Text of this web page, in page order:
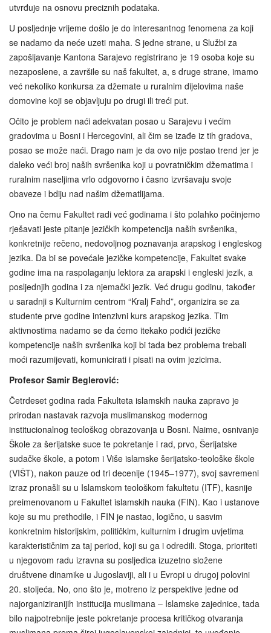
utvrđuje na osnovu preciznih podataka.
U posljednje vrijeme došlo je do interesantnog fenomena za koji
se nadamo da neće uzeti maha. S jedne strane, u Službi za
zapošljavanje Kantona Sarajevo registrirano je 19 osoba koje su
nezaposlene, a završile su naš fakultet, a, s druge strane, imamo
već nekoliko konkursa za džemate u ruralnim dijelovima naše
domovine koji se objavljuju po drugi ili treći put.
Očito je problem naći adekvatan posao u Sarajevu i većim
gradovima u Bosni i Hercegovini, ali čim se izađe iz tih gradova,
posao se može naći. Drago nam je da ovo nije postao trend jer je
daleko veći broj naših svršenika koji u povratničkim džematima i
ruralnim naseljima vrlo odgovorno i časno izvršavaju svoje
obaveze i bdiju nad našim džematlijama.
Ono na čemu Fakultet radi već godinama i što polahko počinjemo
rješavati jeste pitanje jezičkih kompetencija naših svršenika,
konkretnije rečeno, nedovoljnog poznavanja arapskog i engleskog
jezika. Da bi se povećale jezičke kompetencije, Fakultet svake
godine ima na raspolaganju lektora za arapski i engleski jezik, a
posljednjih godina i za njemački jezik. Već drugu godinu, također
u saradnji s Kulturnim centrom “Kralj Fahd”, organizira se za
studente prve godine intenzivni kurs arapskog jezika. Tim
aktivnostima nadamo se da ćemo itekako podići jezičke
kompetencije naših svršenika koji bi tada bez problema trebali
moći razumijevati, komunicirati i pisati na ovim jezicima.
Profesor Samir Beglerović:
Četrdeset godina rada Fakulteta islamskih nauka zapravo je
prirodan nastavak razvoja muslimanskog modernog
institucionalnog teološkog obrazovanja u Bosni. Naime, osnivanje
Škole za šerijatske suce te pokretanje i rad, prvo, Šerijatske
sudačke škole, a potom i Više islamske šerijatsko-teološke škole
(VIŠT), nakon pauze od tri decenije (1945–1977), svoj savremeni
izraz pronašli su u Islamskom teološkom fakultetu (ITF), kasnije
preimenovanom u Fakultet islamskih nauka (FIN). Kao i ustanove
koje su mu prethodile, i FIN je nastao, logično, u sasvim
konkretnim historijskim, političkim, kulturnim i drugim uvjetima
karakterističnim za taj period, koji su ga i odredili. Stoga, prioriteti
u njegovom radu izravna su posljedica izuzetno složene
društvene dinamike u Jugoslaviji, ali i u Evropi u drugoj polovini
20. stoljeća. No, ono što je, motreno iz perspektive jedne od
najorganiziranijih institucija muslimana – Islamske zajednice, tada
bilo najpotrebnije jeste pokretanje procesa kritičkog otvaranja